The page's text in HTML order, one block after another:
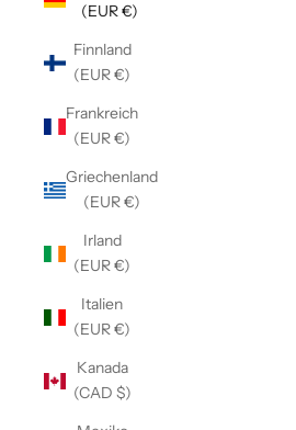
(EUR €)
Finnland
(EUR €)
Frankreich
(EUR €)
Griechenland
(EUR €)
Irland
(EUR €)
Italien
(EUR €)
Kanada
(CAD $)